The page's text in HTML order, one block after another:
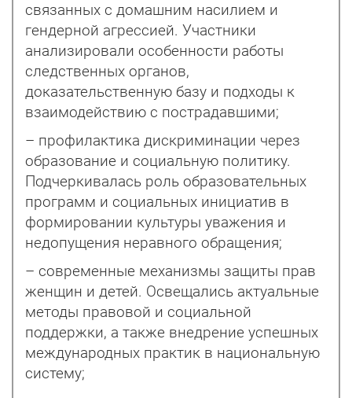
связанных с домашним насилием и
гендерной агрессией. Участники
анализировали особенности работы
следственных органов,
доказательственную базу и подходы к
взаимодействию с пострадавшими;
– профилактика дискриминации через
образование и социальную политику.
Подчеркивалась роль образовательных
программ и социальных инициатив в
формировании культуры уважения и
недопущения неравного обращения;
– современные механизмы защиты прав
женщин и детей. Освещались актуальные
методы правовой и социальной
поддержки, а также внедрение успешных
международных практик в национальную
систему;